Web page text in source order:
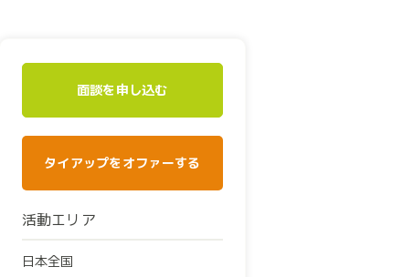
面談を申し込む
タイアップをオファーする
活動エリア
日本全国